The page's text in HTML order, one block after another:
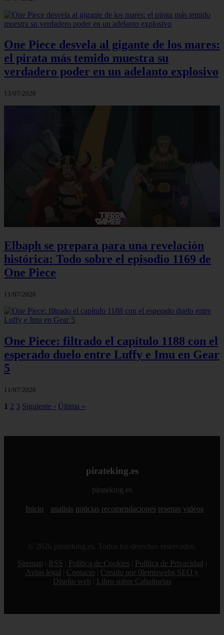
One Piece desvela al gigante de los mares:
el pirata más temido muestra su
verdadero poder en un adelanto explosivo
13/07/2026
Elbaph se prepara para una revelación
histórica: Todo sobre el episodio 1169 de
One Piece
11/07/2026
One Piece: filtrado el capítulo 1188 con el
esperado duelo entre Luffy e Imu en Gear
5
11/07/2026
1 2 3 Siguiente › Última »
pirateking.es
pirateking.es
Inicio analisis noticias recomendaciones resenas videos
© 2026 pirateking.es. Todos los derechos reservados.
Sitemap
RSS Política de Cookies Política de Privacidad
Aviso legal
Contacto
Creado por 0lemiswebs SEO y
Diseño web
Libro sobre Cabañuelas